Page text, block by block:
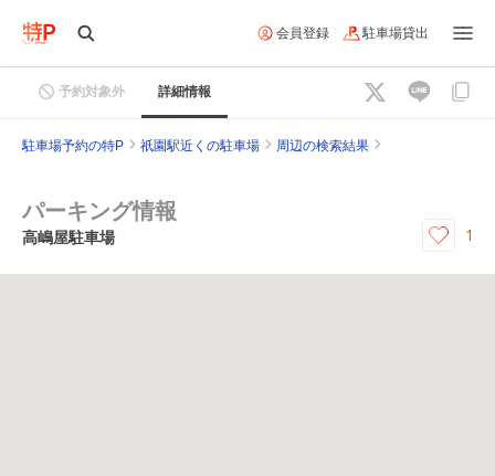
会員登録 駐車場貸出
予約対象外 詳細情報
駐車場予約の特P 祇園駅近くの駐車場 周辺の検索結果
パーキング情報
高嶋屋駐車場 1